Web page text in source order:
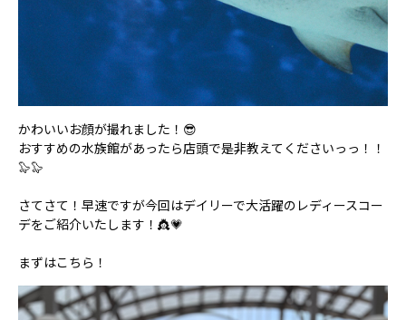
かわいいお顔が撮れました！😎
おすすめの水族館があったら店頭で是非教えてくださいっっ！！
🦭🦭
さてさて！早速ですが今回はデイリーで大活躍のレディースコー
デをご紹介いたします！👸💗
まずはこちら！